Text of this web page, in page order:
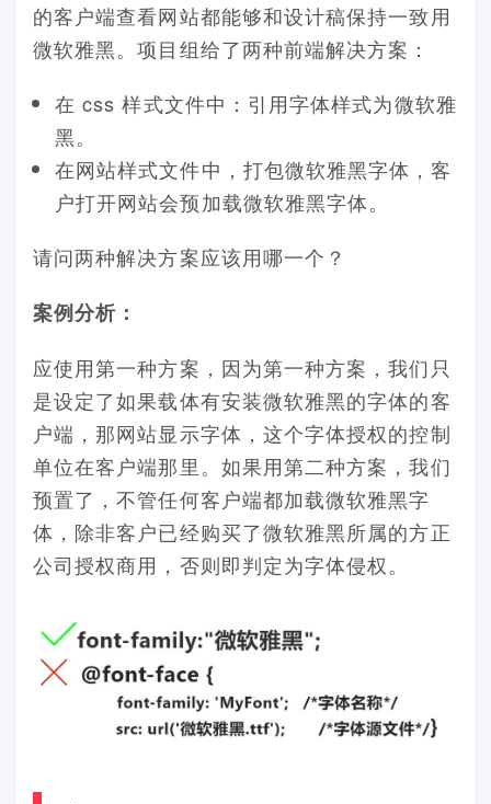
的客户端查看网站都能够和设计稿保持一致用
微软雅黑。项目组给了两种前端解决方案：
在 css 样式文件中：引用字体样式为微软雅
黑。
在网站样式文件中，打包微软雅黑字体，客
户打开网站会预加载微软雅黑字体。
请问两种解决方案应该用哪一个？
案例分析：
应使用第一种方案，因为第一种方案，我们只
是设定了如果载体有安装微软雅黑的字体的客
户端，那网站显示字体，这个字体授权的控制
单位在客户端那里。如果用第二种方案，我们
预置了，不管任何客户端都加载微软雅黑字
体，除非客户已经购买了微软雅黑所属的方正
公司授权商用，否则即判定为字体侵权。